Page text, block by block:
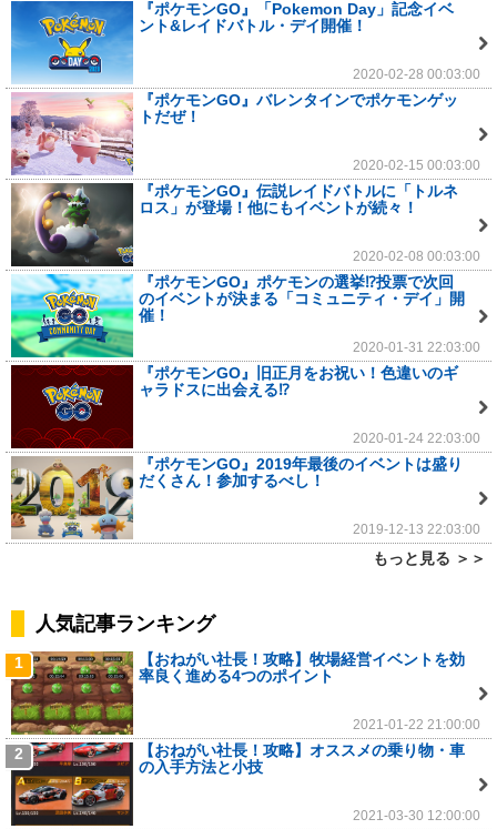
『ポケモンGO』「Pokemon Day」記念イベ
ント&レイドバトル・デイ開催！
2020-02-28 00:03:00
『ポケモンGO』バレンタインでポケモンゲッ
トだぜ！
2020-02-15 00:03:00
『ポケモンGO』伝説レイドバトルに「トルネ
ロス」が登場！他にもイベントが続々！
2020-02-08 00:03:00
『ポケモンGO』ポケモンの選挙⁉投票で次回
のイベントが決まる「コミュニティ・デイ」開
催！
2020-01-31 22:03:00
『ポケモンGO』旧正月をお祝い！色違いのギ
ャラドスに出会える⁉
2020-01-24 22:03:00
『ポケモンGO』2019年最後のイベントは盛り
だくさん！参加するべし！
2019-12-13 22:03:00
もっと見る ＞＞
人気記事ランキング
1
【おねがい社長！攻略】牧場経営イベントを効
率良く進める4つのポイント
2021-01-22 21:00:00
2
【おねがい社長！攻略】オススメの乗り物・車
の入手方法と小技
2021-03-30 12:00:00